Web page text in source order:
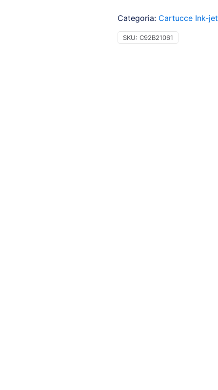
MFC
J410
(260pg)
Categoria: Cartucce Ink-jet
SKU:C92B21061